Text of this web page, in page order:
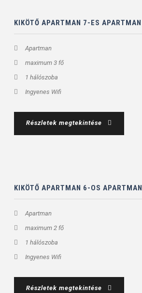
KIKÖTŐ APARTMAN 7-ES APARTMAN
Apartman
maximum 3 fő
1 hálószoba
Ingyenes Wifi
Részletek megtekintése
KIKÖTŐ APARTMAN 6-OS APARTMAN
Apartman
maximum 2 fő
1 hálószoba
Ingyenes Wifi
Részletek megtekintése